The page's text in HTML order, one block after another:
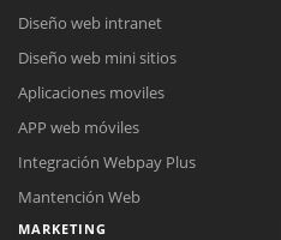
Diseño web intranet
Diseño web mini sitios
Aplicaciones moviles
APP web móviles
Integración Webpay Plus
Mantención Web
MARKETING